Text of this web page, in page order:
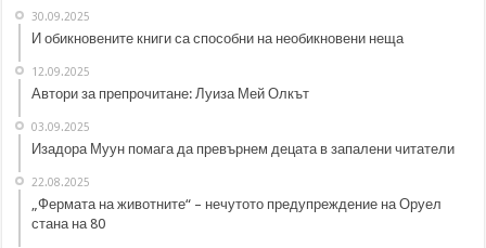
30.09.2025
И обикновените книги са способни на необикновени неща
12.09.2025
Автори за препрочитане: Луиза Мей Олкът
03.09.2025
Изадора Муун помага да превърнем децата в запалени читатели
22.08.2025
„Фермата на животните“ – нечутото предупреждение на Оруел
стана на 80